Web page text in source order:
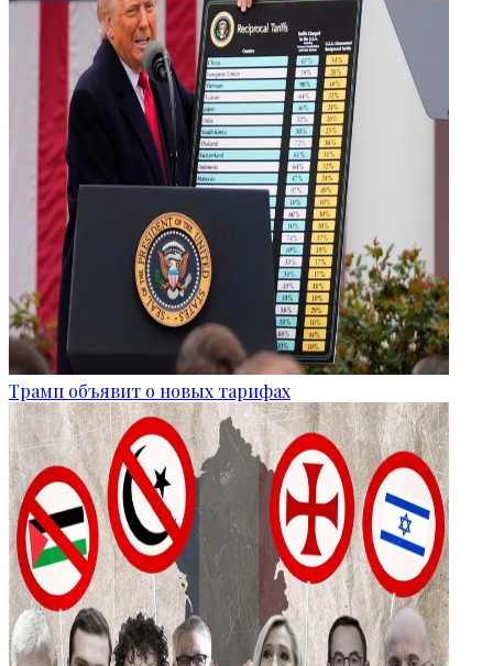
Трамп объявит о новых тарифах